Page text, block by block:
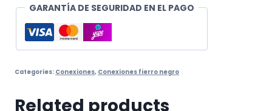
GARANTÍA DE SEGURIDAD EN EL PAGO
Categories: Conexiones, Conexiones fierro negro
Related products